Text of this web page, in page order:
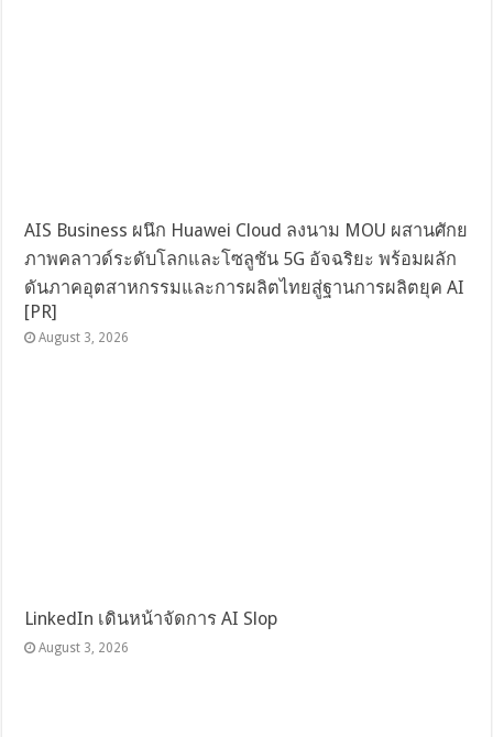
AIS Business ผนึก Huawei Cloud ลงนาม MOU ผสานศักย
ภาพคลาวด์ระดับโลกและโซลูชัน 5G อัจฉริยะ พร้อมผลัก
ดันภาคอุตสาหกรรมและการผลิตไทยสู่ฐานการผลิตยุค AI
[PR]
August 3, 2026
LinkedIn เดินหน้าจัดการ AI Slop
August 3, 2026